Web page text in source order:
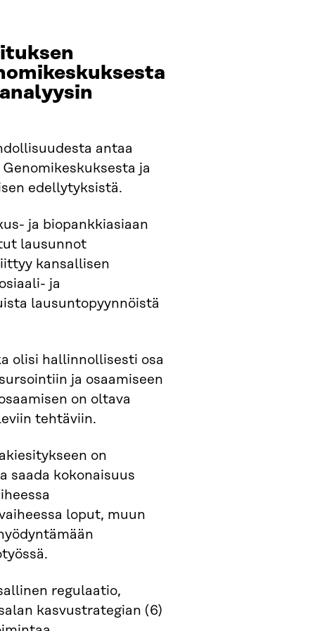
antaa
ja
edellytyksistä.
ja biopankkiasiaan
lausunnot
kansallisen
ja
lausuntopyynnöistä
olisi hallinnollisesti osa
ja osaamiseen
on oltava
tehtäviin.
on
saada kokonaisuus
loput, muun
regulaatio,
kasvustrategian (6)